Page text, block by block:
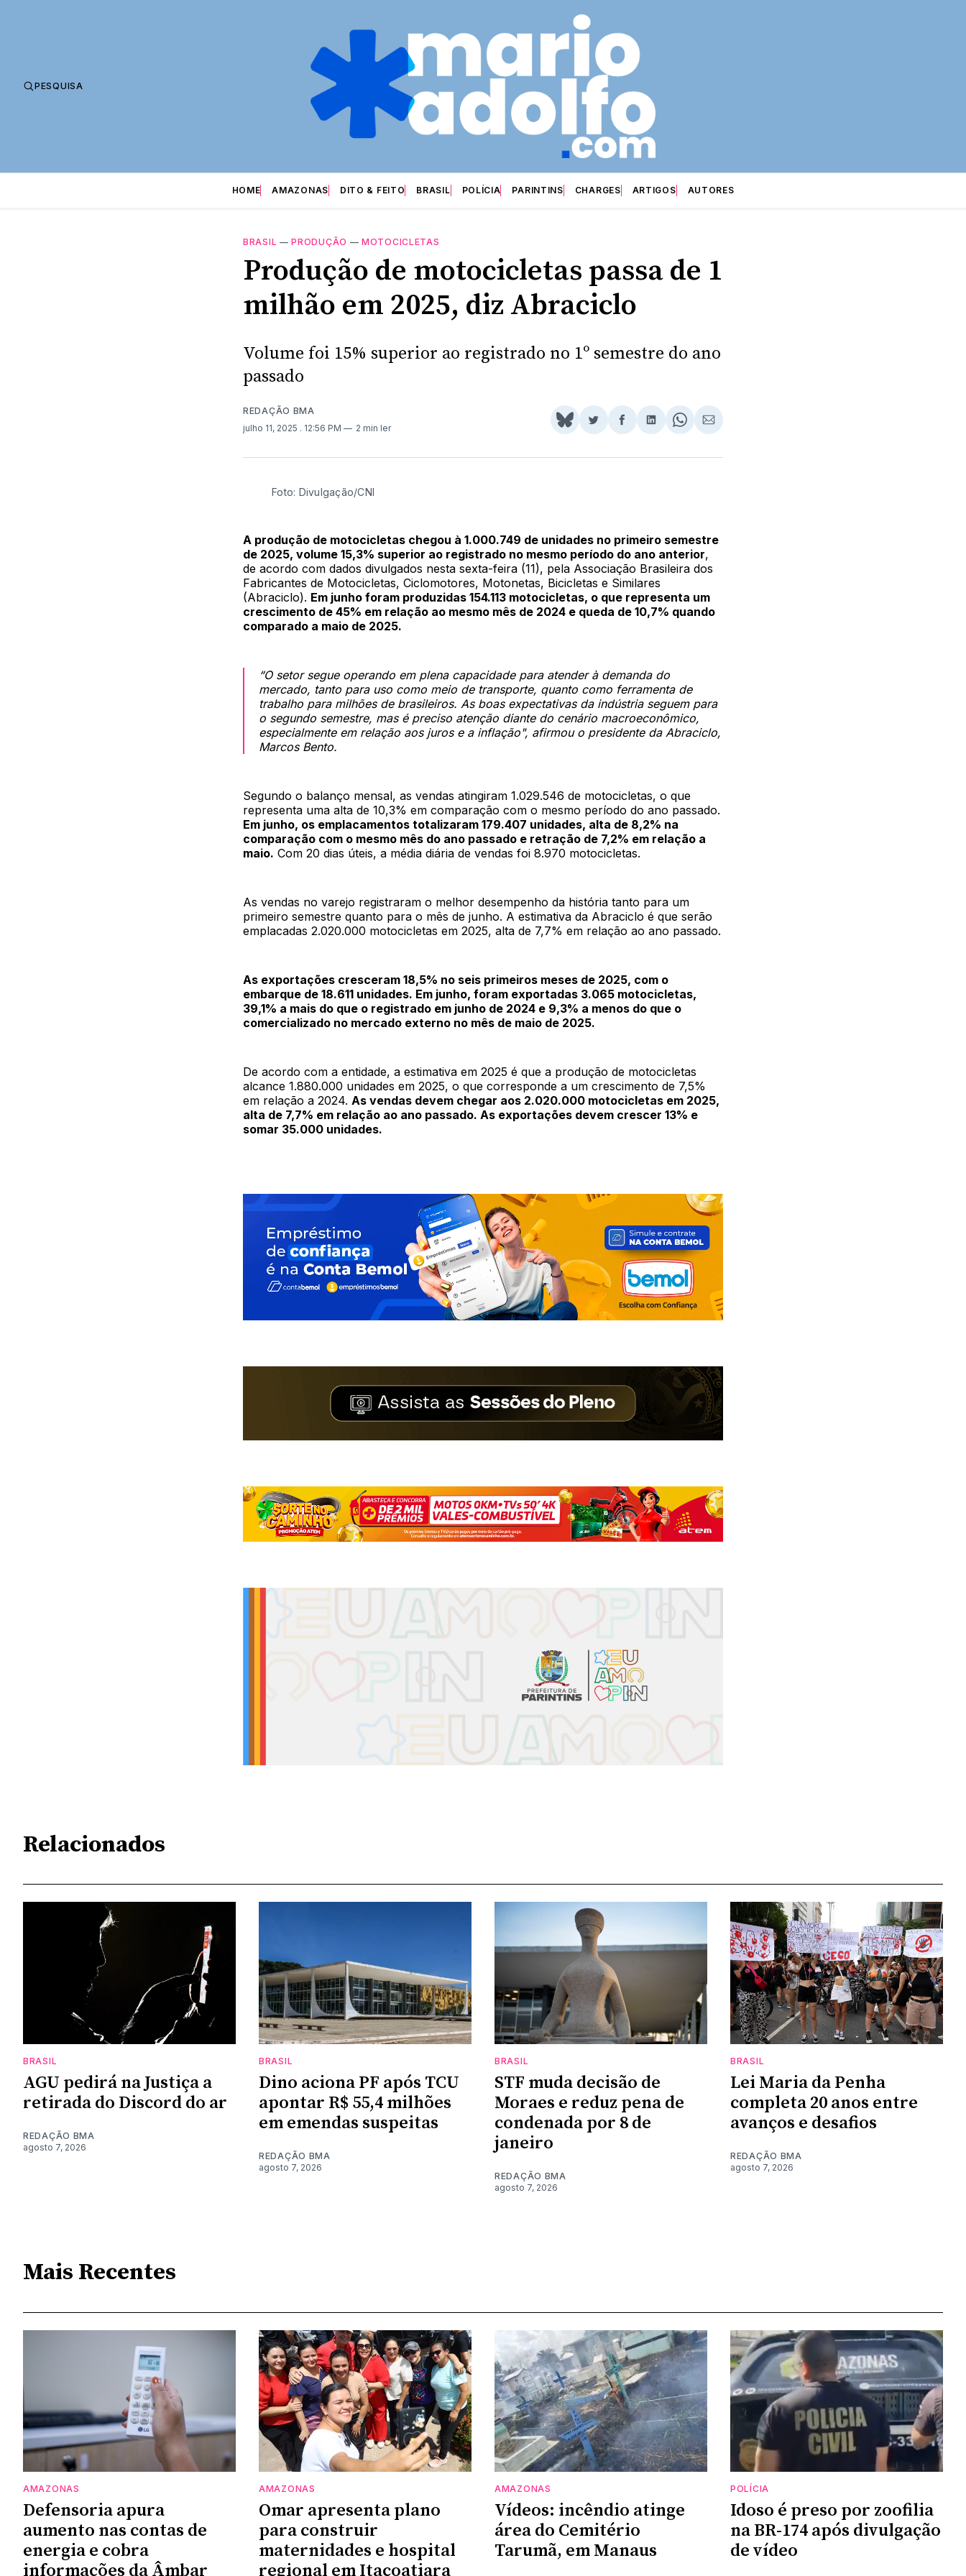
PESQUISA
HOME AMAZONAS DITO & FEITO BRASIL POLÍCIA PARINTINS CHARGES ARTIGOS AUTORES
BRASIL —PRODUÇÃO —MOTOCICLETAS
Produção de motocicletas passa de 1
milhão em 2025, diz Abraciclo
Volume foi 15% superior ao registrado no 1º semestre do ano
passado
REDAÇÃO BMA
julho 11, 2025 . 12:56 PM 2 min ler
Share
BlueSky
Compartilhar
Twitter
Compartilhar
Facebook
Compartilhar
LinkedIn
Share
WhatsApp
Compartilhar
Email
Foto: Divulgação/CNI
A produção de motocicletas chegou à 1.000.749 de unidades no primeiro semestre
de 2025, volume 15,3% superior ao registrado no mesmo período do ano anterior,
de acordo com dados divulgados nesta sexta-feira (11), pela Associação Brasileira dos
Fabricantes de Motocicletas, Ciclomotores, Motonetas, Bicicletas e Similares
(Abraciclo). Em junho foram produzidas 154.113 motocicletas, o que representa um
crescimento de 45% em relação ao mesmo mês de 2024 e queda de 10,7% quando
comparado a maio de 2025.
“O setor segue operando em plena capacidade para atender à demanda do
mercado, tanto para uso como meio de transporte, quanto como ferramenta de
trabalho para milhões de brasileiros. As boas expectativas da indústria seguem para
o segundo semestre, mas é preciso atenção diante do cenário macroeconômico,
especialmente em relação aos juros e a inflação", afirmou o presidente da Abraciclo,
Marcos Bento.
Segundo o balanço mensal, as vendas atingiram 1.029.546 de motocicletas, o que
representa uma alta de 10,3% em comparação com o mesmo período do ano passado.
Em junho, os emplacamentos totalizaram 179.407 unidades, alta de 8,2% na
comparação com o mesmo mês do ano passado e retração de 7,2% em relação a
maio. Com 20 dias úteis, a média diária de vendas foi 8.970 motocicletas.
As vendas no varejo registraram o melhor desempenho da história tanto para um
primeiro semestre quanto para o mês de junho. A estimativa da Abraciclo é que serão
emplacadas 2.020.000 motocicletas em 2025, alta de 7,7% em relação ao ano passado.
As exportações cresceram 18,5% no seis primeiros meses de 2025, com o
embarque de 18.611 unidades. Em junho, foram exportadas 3.065 motocicletas,
39,1% a mais do que o registrado em junho de 2024 e 9,3% a menos do que o
comercializado no mercado externo no mês de maio de 2025.
De acordo com a entidade, a estimativa em 2025 é que a produção de motocicletas
alcance 1.880.000 unidades em 2025, o que corresponde a um crescimento de 7,5%
em relação a 2024. As vendas devem chegar aos 2.020.000 motocicletas em 2025,
alta de 7,7% em relação ao ano passado. As exportações devem crescer 13% e
somar 35.000 unidades.
Relacionados
BRASIL
AGU pedirá na Justiça a
retirada do Discord do ar
REDAÇÃO BMA
agosto 7, 2026
BRASIL
Dino aciona PF após TCU
apontar R$ 55,4 milhões
em emendas suspeitas
REDAÇÃO BMA
agosto 7, 2026
BRASIL
STF muda decisão de
Moraes e reduz pena de
condenada por 8 de
janeiro
REDAÇÃO BMA
agosto 7, 2026
BRASIL
Lei Maria da Penha
completa 20 anos entre
avanços e desafios
REDAÇÃO BMA
agosto 7, 2026
Mais Recentes
AMAZONAS
Defensoria apura
aumento nas contas de
energia e cobra
informações da Âmbar
AMAZONAS
Omar apresenta plano
para construir
maternidades e hospital
regional em Itacoatiara
AMAZONAS
Vídeos: incêndio atinge
área do Cemitério
Tarumã, em Manaus
POLÍCIA
Idoso é preso por zoofilia
na BR-174 após divulgação
de vídeo